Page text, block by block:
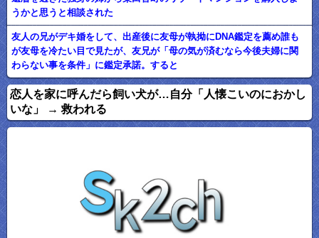
うかと思うと相談された
友人の兄がデキ婚をして、出産後に友母が執拗にDNA鑑定を薦め誰も
が友母を冷たい目で見たが、友兄が「母の気が済むなら今後夫婦に関
わらない事を条件」に鑑定承諾。すると
恋人を家に呼んだら飼い犬が…自分「人懐こいのにおかし
いな」 → 救われる